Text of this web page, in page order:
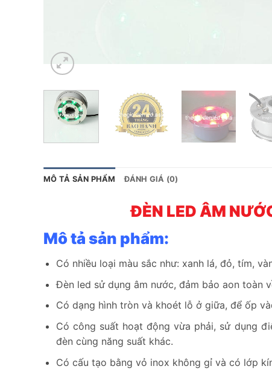
MÔ TẢ SẢN PHẨM ĐÁNH GIÁ (0)
ĐÈN LED ÂM
Mô tả sản phẩm:
Có nhiều loại màu sắc như: xanh lá, đỏ, tím,
Đèn led sử dụng âm nước, đảm bảo aon toàn
Có dạng hình tròn và khoét lỗ ở giữa, để ốp
Có công suất hoạt động vừa phải, sử dụng
đèn cùng năng suất khác.
Có cấu tạo bằng vỏ inox không gỉ và có lớp